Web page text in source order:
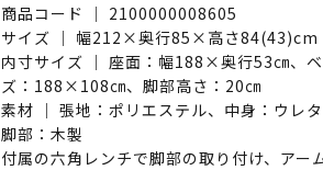
商品コード ｜ 2100000008605
サイズ ｜ 幅212×奥行85×高さ84(43)cm
内寸サイズ ｜ 座面：幅188×奥行53㎝、
ズ：188×108㎝、脚部高さ：20㎝
素材 ｜ 張地：ポリエステル、中身：ウレタ
脚部：木製
付属の六角レンチで脚部の取り付け、アー